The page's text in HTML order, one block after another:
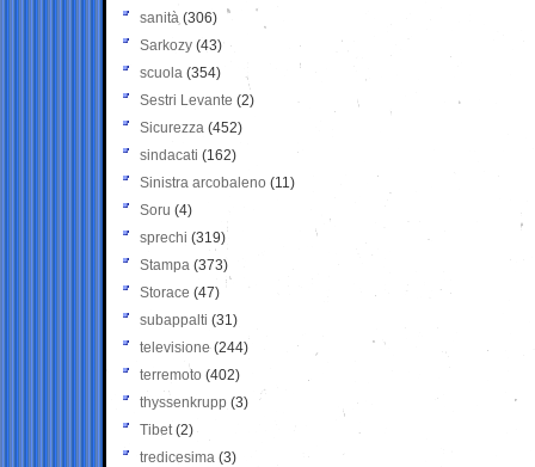
sanità (306)
Sarkozy (43)
scuola (354)
Sestri Levante (2)
Sicurezza (452)
sindacati (162)
Sinistra arcobaleno (11)
Soru (4)
sprechi (319)
Stampa (373)
Storace (47)
subappalti (31)
televisione(244)
terremoto (402)
thyssenkrupp (3)
Tibet(2)
tredicesima (3)